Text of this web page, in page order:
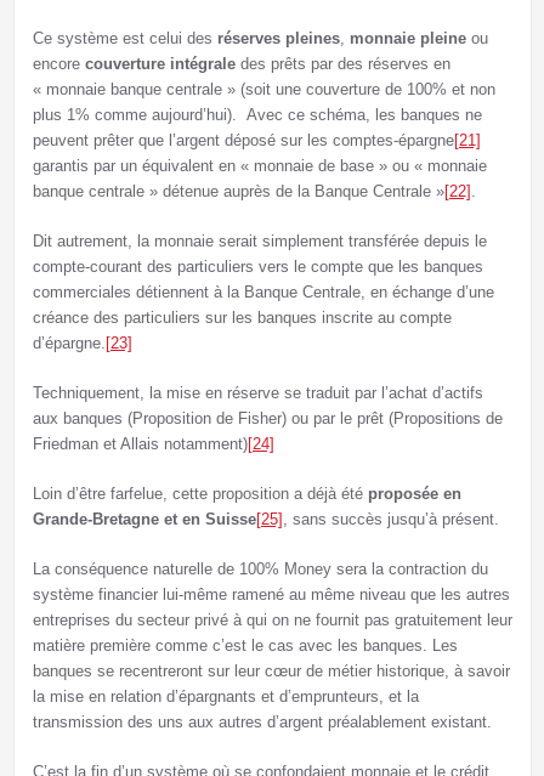
Ce système est celui des réserves pleines, monnaie pleineou
encore couverture intégraledes prêts par des réserves en
« monnaie banque centrale » (soit une couverture de 100% et non
plus 1% comme aujourd’hui). Avec ce schéma, les banques ne
peuvent prêter que l’argent déposé sur les comptes-épargne[21]
garantis par un équivalent en « monnaie de base » ou « monnaie
banque centrale » détenue auprès de la Banque Centrale »[22] .
Dit autrement, la monnaie serait simplement transférée depuis le
compte-courant des particuliers vers le compte que les banques
commerciales détiennent à la Banque Centrale, en échange d’une
créance des particuliers sur les banques inscrite au compte
d’épargne. [23]
Techniquement, la mise en réserve se traduit par l’achat d’actifs
aux banques (Proposition de Fisher) ou par le prêt (Propositions de
Friedman et Allais notamment)[24]
Loin d’être farfelue, cette proposition a déjà été proposée en
Grande-Bretagne et en Suisse[25] , sans succès jusqu’à présent.
La conséquence naturelle de 100% Money sera la contraction du
système financier lui-même ramené au même niveau que les autres
entreprises du secteur privé à qui on ne fournit pas gratuitement leur
matière première comme c’est le cas avec les banques. Les
banques se recentreront sur leur cœur de métier historique, à savoir
la mise en relation d’épargnants et d’emprunteurs, et la
transmission des uns aux autres d’argent préalablement existant.
C’est la fin d’un système où se confondaient monnaie et le crédit.